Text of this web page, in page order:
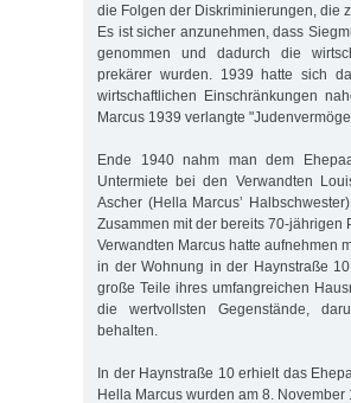
die Folgen der Diskriminierungen, die
Es ist sicher anzunehmen, dass
genommen und dadurch die
prekärer wurden. 1939 hatte sich
wirtschaftlichen Einschränkungen
Marcus 1939 verlangte
Ende 1940 nahm man dem
Untermiete bei den Verwandten
Ascher (Hella Marcus’
Zusammen mit der bereits 70-
Verwandten Marcus hatte aufnehmen
in der Wohnung in der Haynstraße
große Teile ihres umfangreichen
die wertvollsten Gegenstände,
behalten.
In der Haynstraße 10 erhielt das
Hella Marcus wurden am 8. November